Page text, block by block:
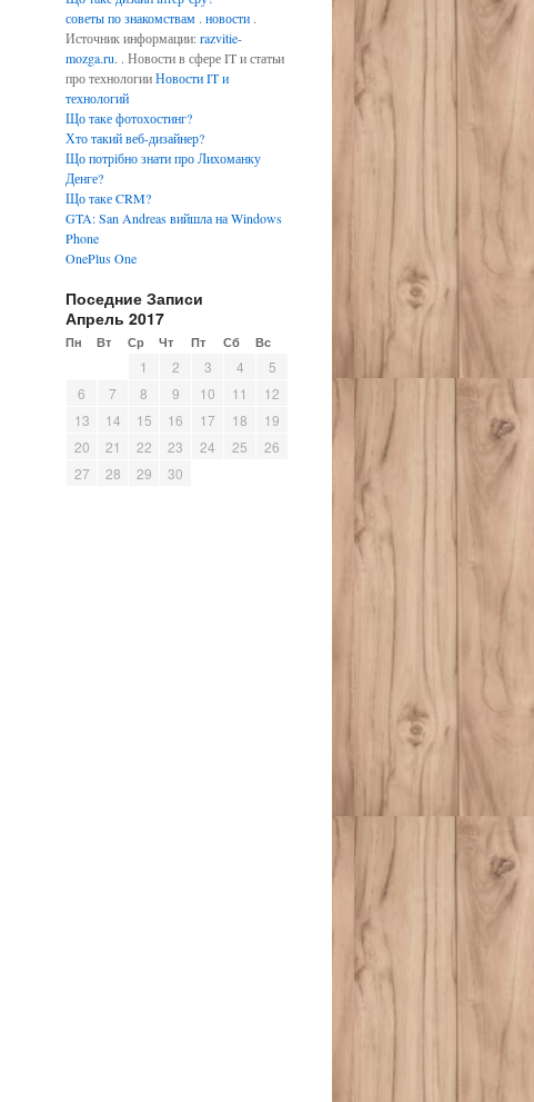
советы по знакомствам . новости .
Источник информации:razvitie-
mozga.ru. . Новости в сфере IT и статьи
про технологииНовости IT и
технологий
Що таке фотохостинг?
Хто такий веб-дизайнер?
Що потрібно знати про Лихоманку
Денге?
Що таке CRM?
GTA: San Andreas вийшла на Windows
Phone
OnePlus One
Поседние Записи
Апрель 2017
Пн Вт Ср Чт Пт Сб Вс
1 2 3 4
5
6
7 8 9 10 11
12
13
14 15 16 17 18
19
20
21 22 23 24 25
26
27
28 29 30